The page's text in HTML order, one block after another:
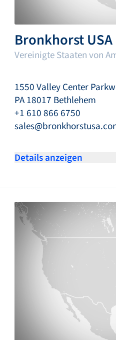
Bronkhorst USA
Vereinigte Staaten von
1550 Valley Center
PA 18017 Bethlehem
+1 610 866 6750
Details anzeigen